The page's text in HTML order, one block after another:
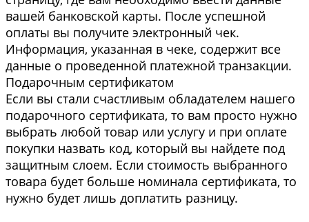
вашей банковской карты. После успешной
оплаты вы получите электронный чек.
Информация, указанная в чеке, содержит все
данные о проведенной платежной транзакции.
Подарочным сертификатом
Если вы стали счастливым обладателем нашего
подарочного сертификата, то вам просто нужно
выбрать любой товар или услугу и при оплате
покупки назвать код, который вы найдете под
защитным слоем. Если стоимость выбранного
товара будет больше номинала сертификата, то
нужно будет лишь доплатить разницу.